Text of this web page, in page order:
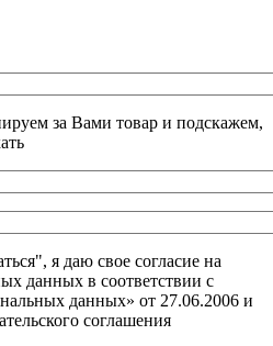
за Вами товар и подскажем,
я даю свое согласие на
данных в соответствии с
данных» от 27.06.2006 и
соглашения